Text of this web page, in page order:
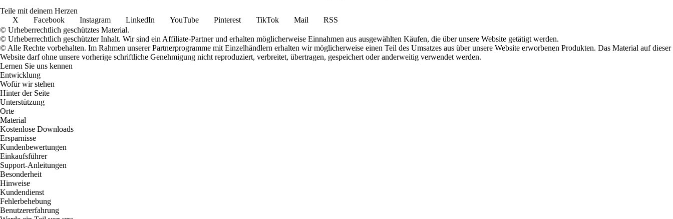
Teile mit deinem Herzen
X
Facebook Instagram LinkedIn YouTube Pinterest TikTok Mail
RSS
© Urheberrechtlich geschütztes Material.
© Urheberrechtlich geschützter Inhalt. Wir sind ein Affiliate-Partner und erhalten möglicherweise Einnahmen aus ausgewählten Käufen, die über unsere Website getätigt werden.
© Alle Rechte vorbehalten. Im Rahmen unserer Partnerprogramme mit Einzelhändlern erhalten wir möglicherweise einen Teil des Umsatzes aus über unsere Website erworbenen Produkten. Das Material auf dieser
Website darf ohne unsere vorherige schriftliche Genehmigung nicht reproduziert, verbreitet, übertragen, gespeichert oder anderweitig verwendet werden.
Lernen Sie uns kennen
Entwicklung
Wofür wir stehen
Hinter der Seite
Unterstützung
Orte
Material
Kostenlose Downloads
Ersparnisse
Kundenbewertungen
Einkaufsführer
Support-Anleitungen
Besonderheit
Hinweise
Kundendienst
Fehlerbehebung
Benutzererfahrung